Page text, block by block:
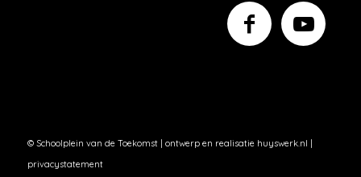
© Schoolplein van de Toekomst | ontwerp en realisatie huyswerk.nl |
privacystatement